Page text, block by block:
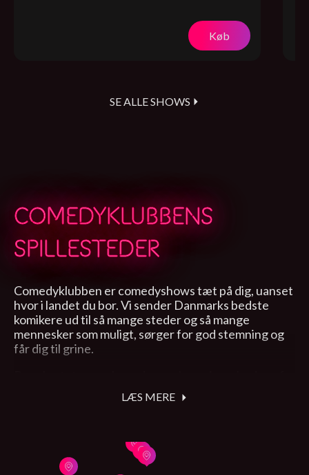
Køb
SE ALLE SHOWS
COMEDYKLUBBENS
SPILLESTEDER
Comedyklubben er comedyshows tæt på dig, uanset
hvor i landet du bor. Vi sender Danmarks bedste
komikere ud til så mange steder og så mange
mennesker som muligt, sørger for god stemning og
får dig til grine.
nærheden af dig, så giv os praj om, hvor du synes vi
skal lave flere shows.
LÆS MERE